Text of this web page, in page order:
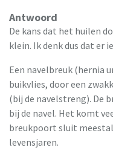
Antwoord
De kans dat het huilen
klein. Ik denk dus dat er
Een navelbreuk (hernia
buikvlies, door een
(bij de navelstreng). De
bij de navel. Het komt
breukpoort sluit
levensjaren.